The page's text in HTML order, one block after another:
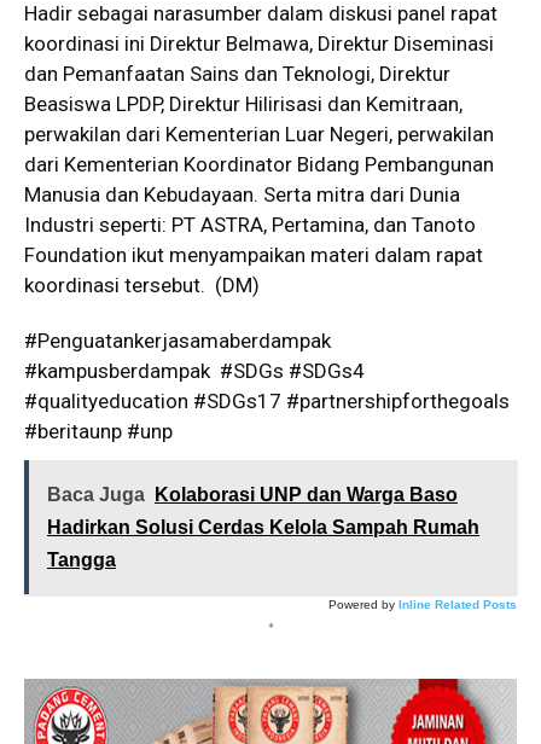
Hadir sebagai narasumber dalam diskusi panel rapat
koordinasi ini Direktur Belmawa, Direktur Diseminasi
dan Pemanfaatan Sains dan Teknologi, Direktur
Beasiswa LPDP, Direktur Hilirisasi dan Kemitraan,
perwakilan dari Kementerian Luar Negeri, perwakilan
dari Kementerian Koordinator Bidang Pembangunan
Manusia dan Kebudayaan. Serta mitra dari Dunia
Industri seperti: PT ASTRA, Pertamina, dan Tanoto
Foundation ikut menyampaikan materi dalam rapat
koordinasi tersebut. (DM)
#Penguatankerjasamaberdampak
#kampusberdampak #SDGs #SDGs4
#qualityeducation #SDGs17 #partnershipforthegoals
#beritaunp #unp
Baca Juga
Kolaborasi UNP dan Warga Baso
Hadirkan Solusi Cerdas Kelola Sampah Rumah
Tangga
Powered by Inline Related Posts
*